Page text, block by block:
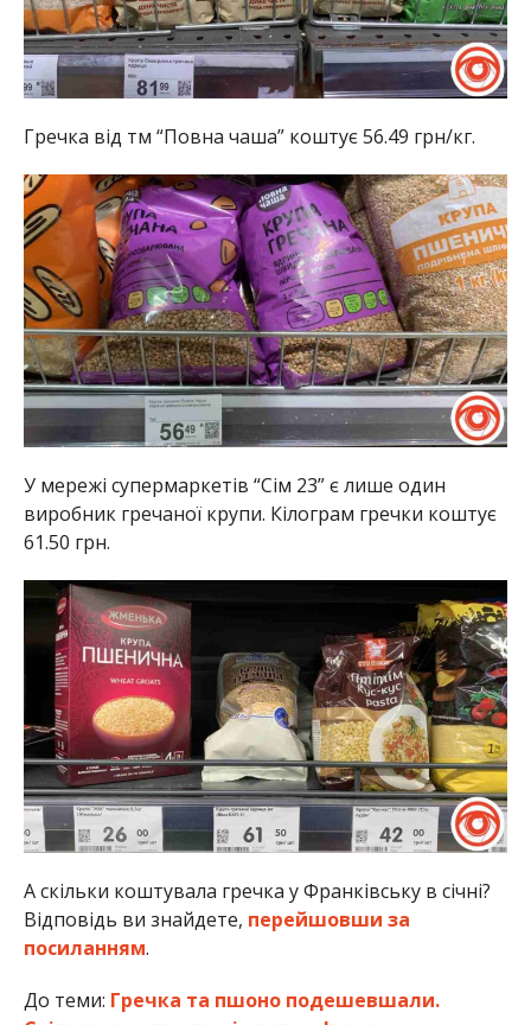
Гречка від тм “Повна чаша” коштує 56.49 грн/кг.
У мережі супермаркетів “Сім 23” є лише один
виробник гречаної крупи. Кілограм гречки коштує
61.50 грн.
А скільки коштувала гречка у Франківську в січні?
Відповідь ви знайдете, перейшовши за
посиланням.
До теми: Гречка та пшоно подешевшали.